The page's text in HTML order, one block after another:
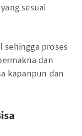
sesuai
sehingga proses
dan
kapanpun dan